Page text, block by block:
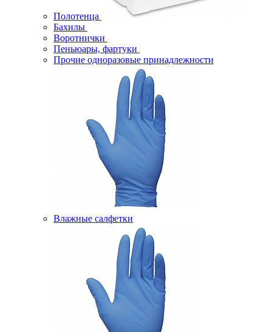
Полотенца
Бахилы
Воротнички
Пеньюары, фартуки
Прочие одноразовые принадлежности
Влажные салфетки